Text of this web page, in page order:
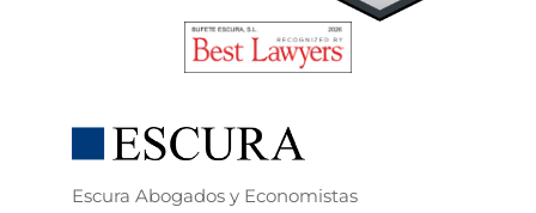
Escura Abogados y Economistas